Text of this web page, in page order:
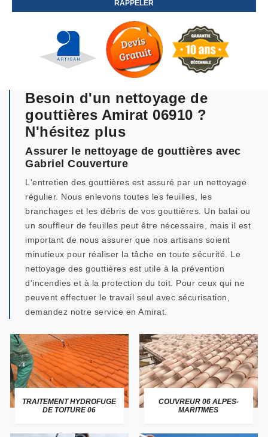
Besoin d'un nettoyage de
gouttières Amirat 06910 ?
N'hésitez plus
Assurer le nettoyage de gouttières avec
Gabriel Couverture
L'entretien des gouttières est assuré par un nettoyage
régulier. Nous enlevons toutes les feuilles, les
branchages et les débris de vos gouttières. Un balai ou
un souffleur de feuilles peut être nécessaire, mais il est
important de nous assurer que nos artisans soient
minutieux pour réaliser la tâche en toute sécurité. Le
nettoyage des gouttières est utile à la prévention
d’incendies et à la protection du toit. Pour ceux qui ne
peuvent effectuer le travail seul avec sécurisation,
demandez notre service en Amirat.
TRAITEMENT HYDROFUGE
DE TOITURE 06
COUVREUR 06 ALPES-
MARITIMES